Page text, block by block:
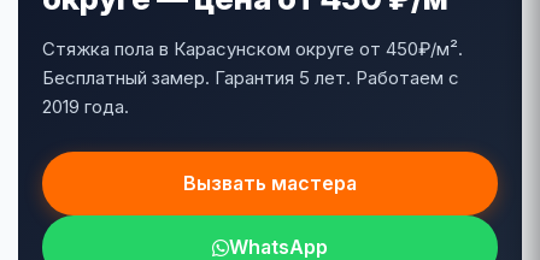
Стяжка пола в Карасунском округе от 450₽/м².
Бесплатный замер. Гарантия 5 лет. Работаем с
2019 года.
Вызвать мастера
WhatsApp